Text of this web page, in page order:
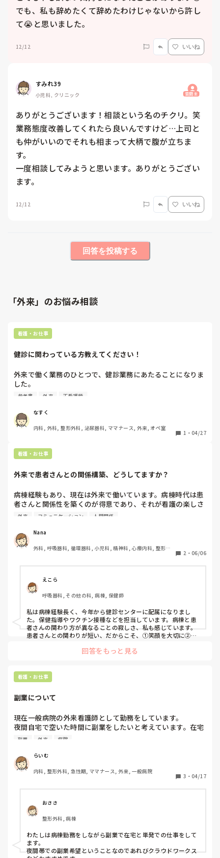
でも、私も辞めたくて辞めたわけじゃないから許し
て😭と思いました。
12/12 いいね
すみれ39
小児科, クリニック 質問主
ありがとうございます！相談という名のチクリ。笑
業務態度改善してくれたら良いんですけど…上司と
も仲がいいのでそれも相まって大柄で腹が立ちま
す。
一度相談してみようと思います。ありがとうござい
ます。
12/12 いいね
回答を投稿する
「外来」のお悩み相談
看護・お仕事
健診に関わっている方教えてください！
外来で働く業務のひとつで、健診業務にあたることになりま
した。
健診に関する知識がないので勉強したいのですが、よい参考
もよくわかっていません...。
市健診、企業検診、人間ドック方がこられるそうです。
参考書 外来 正看護師
なすく
内科, 外科, 整形外科, 泌尿器科, ママナース, 外来, オペ室
1 ・ 04/27
看護・お仕事
外来で患者さんとの関係構築、どうしてますか？
病棟経験もあり、現在は外来で働いています。病棟時代は患
者さんと関係性を築くのが得意であり、それが看護の楽しさ
でした。外来では一時的にしか患者さんとは接しないです
ないです。そのため、以前感じてたような関係を築く楽しさ
がなく、少し寂しいです。同じように感じる方、いらっしゃ
いますか？
外来 コミュニケーション 人間関係
Nana
外科, 呼吸器科, 循環器科, 小児科, 精神科, 心療内科, 整形外
2 ・ 06/06
えこら
呼吸器科, その他の科, 病棟, 保健師
私は病棟経験長く、今年から健診センターに配属になりまし
た。保健指導やワクチン接種などを担当しています。病棟と患
者さんの関わり方が異なることの寂しさ、私も感じています。
患者さんとの関わりが短い、だからこそ、①笑顔を大切に②送
ど、患者さんを思いやる声がけを強く心がけています。
回答をもっと見る
看護・お仕事
副業について
現在一般病院の外来看護師として勤務をしています。
夜間自宅で空いた時間に副業をしたいと考えています。在宅
ワークを考えていますが、オススメの副業があれば教えてく
副業 外来 病院
らいむ
内科, 整形外科, 急性期, ママナース, 外来, 一般病院
3 ・ 04/17
おささ
整形外科, 病棟
わたしは病棟勤務をしながら副業で在宅と単発での仕事をして
ます。
夜間帯での副業希望ということなのであれびクラウドワークス